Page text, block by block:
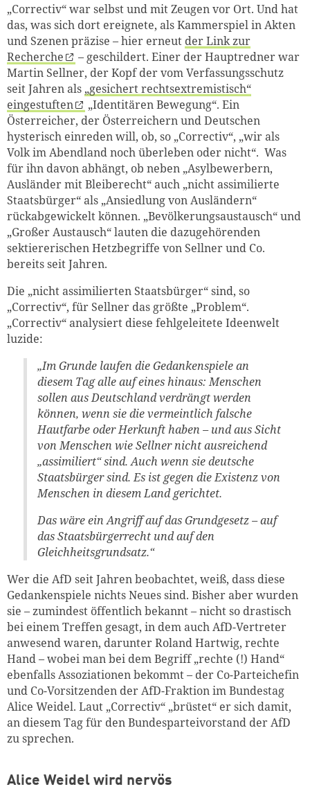
„Correctiv“ war selbst und mit Zeugen vor Ort. Und hat
das, was sich dort ereignete, als Kammerspiel in Akten
und Szenen präzise – hier erneut der Link zur
Recherche
– geschildert. Einer der Hauptredner war
Martin Sellner, der Kopf der vom Verfassungsschutz
seit Jahren als „gesichert rechtsextremistisch“
eingestuften
„Identitären Bewegung“. Ein
Österreicher, der Österreichern und Deutschen
hysterisch einreden will, ob, so „Correctiv“, „wir als
Volk im Abendland noch überleben oder nicht“. Was
für ihn davon abhängt, ob neben „Asylbewerbern,
Ausländer mit Bleiberecht“ auch „nicht assimilierte
Staatsbürger“ als „Ansiedlung von Ausländern“
rückabgewickelt können. „Bevölkerungsaustausch“ und
„Großer Austausch“ lauten die dazugehörenden
sektiererischen Hetzbegriffe von Sellner und Co.
bereits seit Jahren.
Die „nicht assimilierten Staatsbürger“ sind, so
„Correctiv“, für Sellner das größte „Problem“.
„Correctiv“ analysiert diese fehlgeleitete Ideenwelt
luzide:
„Im Grunde laufen die Gedankenspiele an
diesem Tag alle auf eines hinaus: Menschen
sollen aus Deutschland verdrängt werden
können, wenn sie die vermeintlich falsche
Hautfarbe oder Herkunft haben – und aus Sicht
von Menschen wie Sellner nicht ausreichend
„assimiliert“ sind. Auch wenn sie deutsche
Staatsbürger sind. Es ist gegen die Existenz von
Menschen in diesem Land gerichtet.
Das wäre ein Angriff auf das Grundgesetz – auf
das Staatsbürgerrecht und auf den
Gleichheitsgrundsatz.“
Wer die AfD seit Jahren beobachtet, weiß, dass diese
Gedankenspiele nichts Neues sind. Bisher aber wurden
sie – zumindest öffentlich bekannt – nicht so drastisch
bei einem Treffen gesagt, in dem auch AfD-Vertreter
anwesend waren, darunter Roland Hartwig, rechte
Hand – wobei man bei dem Begriff „rechte (!) Hand“
ebenfalls Assoziationen bekommt – der Co-Parteichefin
und Co-Vorsitzenden der AfD-Fraktion im Bundestag
Alice Weidel. Laut „Correctiv“ „brüstet“ er sich damit,
an diesem Tag für den Bundesparteivorstand der AfD
zu sprechen.
Alice Weidel wird nervös